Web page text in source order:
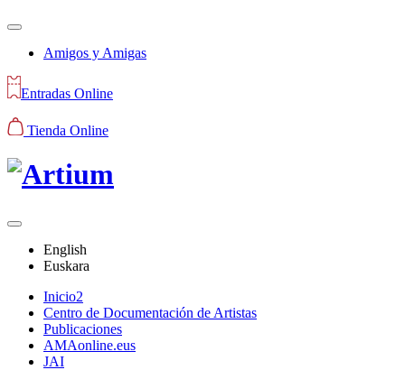
Amigos y Amigas
Entradas Online
Tienda Online
English
Euskara
Inicio2
Centro de Documentación de Artistas
Publicaciones
AMAonline.eus
JAI